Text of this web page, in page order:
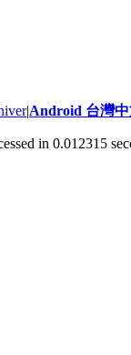
|Android 台灣中
in 0.012315